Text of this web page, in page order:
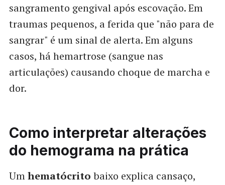
sangramento gengival após escovação. Em
traumas pequenos, a ferida que "não para de
sangrar" é um sinal de alerta. Em alguns
casos, há hemartrose (sangue nas
articulações) causando choque de marcha e
dor.
Como interpretar alterações
do hemograma na prática
Umhematócrito baixo explica cansaço,